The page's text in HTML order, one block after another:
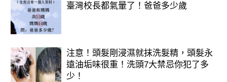
臺灣校長都氣暈了！爸爸多少歲
注意！頭髮剛浸濕就抹洗髮精，頭髮永
遠油垢味很重！洗頭7大禁忌你犯了多
少！